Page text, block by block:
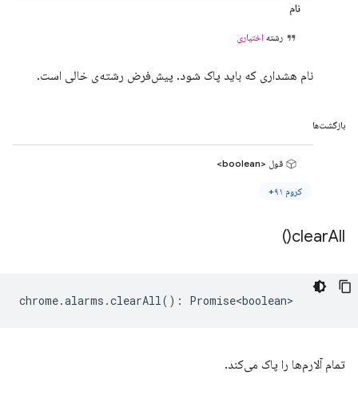
نام
رشته اختیاری
نام هشداری که باید پاک شود. پیش‌فرض رشته‌ی خالی است.
بازگشت‌ها
قول <boolean>
کروم ۹۱+
clearAll(
)
chrome.alarms .clearAll() : Promise<boolean>
تمام آلارم‌ها را پاک می‌کند.